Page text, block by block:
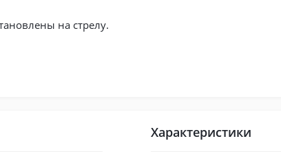
на стрелу.
Характеристики